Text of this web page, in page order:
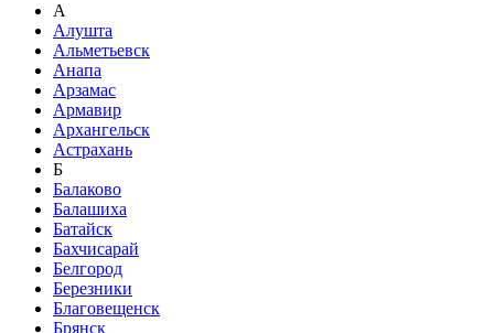
А
Алушта
Альметьевск
Анапа
Арзамас
Армавир
Архангельск
Астрахань
Б
Балаково
Балашиха
Батайск
Бахчисарай
Белгород
Березники
Благовещенск
Брянск